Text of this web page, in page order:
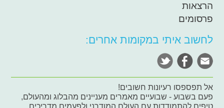
הרצאות
פרסומים
לחשוב איתי במקומות אחרים:
אל תפספסו רעיונות חשובים!
פעם בשבוע - שבועיים מאמרים מעניינים מהבלוג ומהעולם,